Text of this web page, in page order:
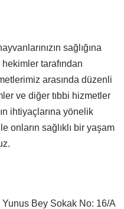
sağlığına
tarafından
arasında düzenli
ve diğer tıbbi hizmetler
ihtiyaçlarına yönelik
onların sağlıklı bir yaşam
Bey Sokak No: 16/A